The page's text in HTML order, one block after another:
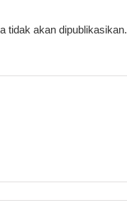
tidak akan dipublikasikan.